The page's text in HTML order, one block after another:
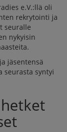
e.V.:llä oli
rekrytointi ja
seuralle
nykyisin
jäsentensä
seurasta syntyi